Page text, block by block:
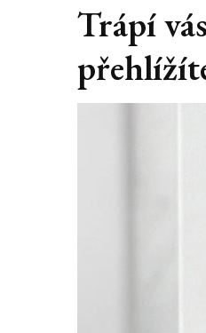
Trápí